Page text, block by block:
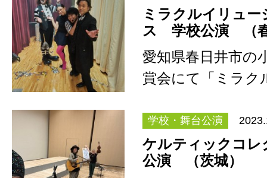
ミラクルイリュ
ス 学校公演 （
愛知県春日井市
賞会にて「ミラク
学校・舞台公演
ケルティックコ
公演 （茨城）